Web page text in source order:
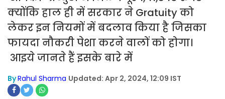
क्योंकि हाल ही में सरकार ने Gratuity को
लेकर इन नियमों में बदलाव किया है जिसका
फायदा नौकरी पेशा करने वालों को होगा।
आइये जानते हैं इसके बारे में
ByRahul Sharma Updated: Apr 2, 2024, 12:09 IST